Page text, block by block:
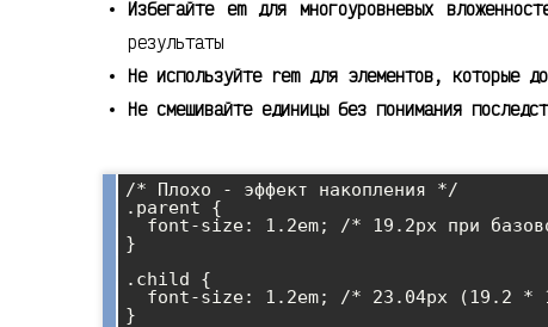
Избегайте em для многоуровневых
результаты
Не используйте rem для элементов, которые
Не смешивайте единицы без понимания
/* Плохо - эффект накопления */
.parent {
}
.child {
}